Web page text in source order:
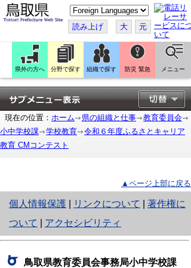
こ
の
ペ
ー
ジ
翻
訳
す
る
読み上げ 大 元
県外の方へ 分野で探す 組織で探す 防災 緊急 メニュー
現在の位置： ホーム 県の組織と仕事
教育委員会
小中学校課
学校教育
令和６年度ふるさとキャリア
教育 CMコンテスト
▲ページ上部に戻る
個人情報保護
と
り
ネ
ッ
リンクについて
著作権に
ついて
アクセシビリティ
鳥取県教育委員会事務局小中学校課